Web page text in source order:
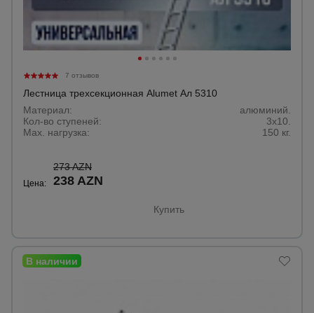
7 отзывов
Лестница трехсекционная Alumet Ал 5310
Материал:
алюминий.
Кол-во ступеней:
3х10.
Max. нагрузка:
150 кг.
Цена:
273 AZN
238 AZN
Купить